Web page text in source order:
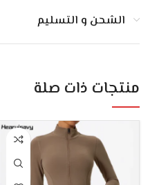
الشحن و التسليم
منتجات ذات صلة